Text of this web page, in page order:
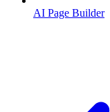
AI Page Builder